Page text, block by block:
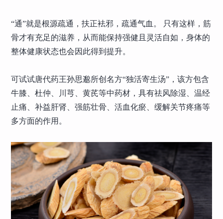
“通”就是根源疏通，扶正袪邪，疏通气血。 只有这样，筋
骨才有充足的滋养，从而能保持强健且灵活自如，身体的
整体健康状态也会因此得到提升。
可试试唐代药王孙思邈所创名方“独活寄生汤”，该方包含
牛膝、杜仲、川芎、黄芪等中药材，具有祛风除湿、温经
止痛、补益肝肾、强筋壮骨、活血化瘀、缓解关节疼痛等
多方面的作用。